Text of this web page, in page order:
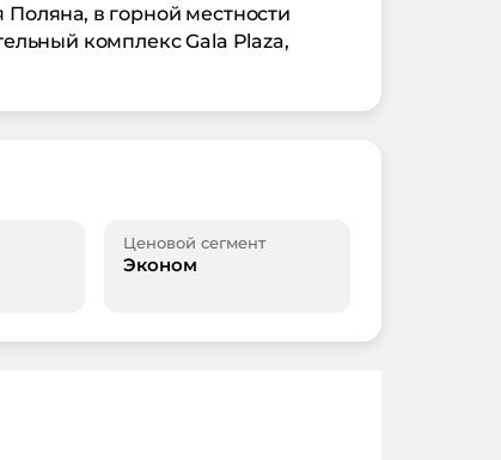
в горной местности
комплекс Gala Plaza,
Ценовой сегмент
Эконом